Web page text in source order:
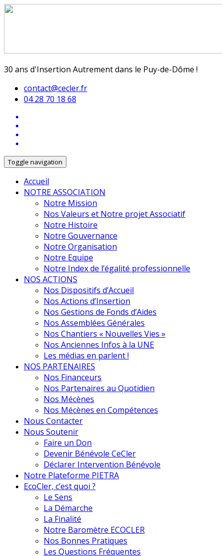
30 ans d'Insertion Autrement dans le Puy-de-Dôme !
contact@cecler.fr
04 28 70 18 68
Toggle navigation
Accueil
NOTRE ASSOCIATION
Notre Mission
Nos Valeurs et Notre projet Associatif
Notre Histoire
Notre Gouvernance
Notre Organisation
Notre Equipe
Notre Index de l’égalité professionnelle
NOS ACTIONS
Nos Dispositifs d’Accueil
Nos Actions d’Insertion
Nos Gestions de Fonds d’Aides
Nos Assemblées Générales
Nos Chantiers « Nouvelles Vies »
Nos Anciennes Infos à la UNE
Les médias en parlent !
NOS PARTENAIRES
Nos Financeurs
Nos Partenaires au Quotidien
Nos Mécènes
Nos Mécènes en Compétences
Nous Contacter
Nous Soutenir
Faire un Don
Devenir Bénévole CeCler
Déclarer Intervention Bénévole
Notre Plateforme PIETRA
EcoCler, c’est quoi ?
Le Sens
La Démarche
La Finalité
Notre Baromètre ECOCLER
Nos Bonnes Pratiques
Les Questions Fréquentes